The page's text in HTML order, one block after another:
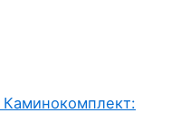
Каминокомплект: